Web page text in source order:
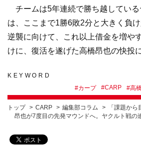
チームは5年連続で勝ち越してい
は、ここまで1勝6敗2分と大きく負
逆襲に向けて、これ以上借金を増や
けに、復活を遂げた高橋昂也の快投
KEYWORD
#カープ #CARP #高
トップ CARP 編集部コラム
「課題か
昂也が7度目の先発マウンドへ。ヤクルト戦の